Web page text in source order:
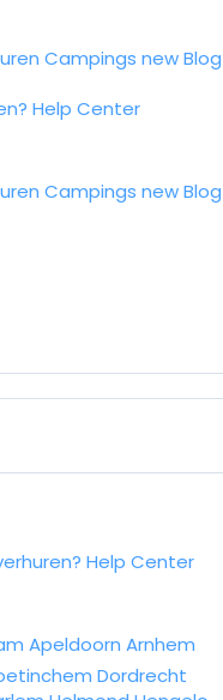
Campings newBlog
Help Center
Campings newBlog
Help Center
Apeldoorn Arnhem
Dordrecht